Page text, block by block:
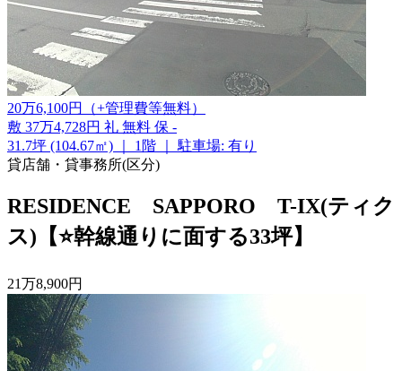
20万6,100円 （+管理費等無料）
敷 37万4,728円 礼 無料 保 -
31.7坪 (104.67㎡)
1階
駐車場: 有り
貸店舗・貸事務所(区分)
RESIDENCE SAPPORO T-IX(ティク
ス)【⭐幹線通りに面する33坪】
21万8,900円